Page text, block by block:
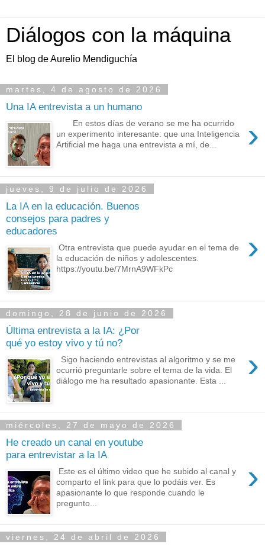
Diálogos con la máquina
El blog de Aurelio Mendiguchía
martes, 4 de agosto de 2026
Una IA entrevista a un humano
›
En estos días de verano se me ha ocurrido
un experimento interesante: que una Inteligencia
Artificial me haga una entrevista a mí, de...
jueves, 9 de julio de 2026
La IA en la educación. Buenos
consejos para padres y
educadores
›
Otra entrevista que puede ayudar en el tema de
la educación de niños y adolescentes.
https://youtu.be/7MrnA9WFkPc
domingo, 28 de junio de 2026
Última entrevista a la IA: ¿Por
qué yo estoy vivo y tú no?
›
Sigo haciendo entrevistas al algoritmo y se me
ocurrió preguntarle sobre el tema de la vida. El
diálogo me ha resultado apasionante. Esta ...
miércoles, 27 de mayo de 2026
He creado un canal en youtube
para entrevistar a la IA
›
Este es el último video que he subido al canal y
comparto el link para que lo podáis ver. Es
apasionante lo que responde cuando le
pregunto...
viernes, 24 de abril de 2026